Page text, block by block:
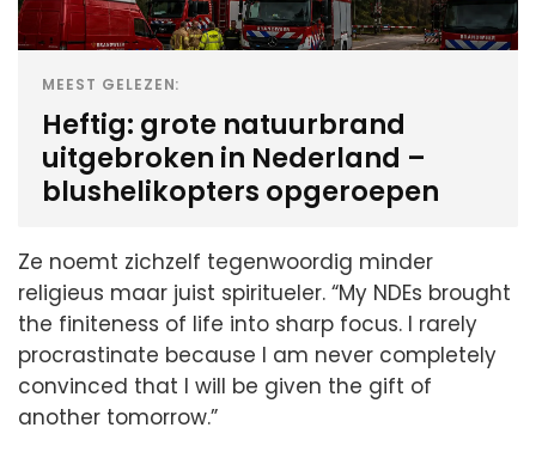
MEEST GELEZEN:
Heftig: grote natuurbrand
uitgebroken in Nederland –
blushelikopters opgeroepen
Ze noemt zichzelf tegenwoordig minder
religieus maar juist spiritueler. “My NDEs brought
the finiteness of life into sharp focus. I rarely
procrastinate because I am never completely
convinced that I will be given the gift of
another tomorrow.”